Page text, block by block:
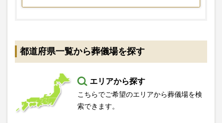
都道府県一覧から葬儀場を探す
エリアから探す
こちらでご希望のエリアから葬儀場を検
索できます。